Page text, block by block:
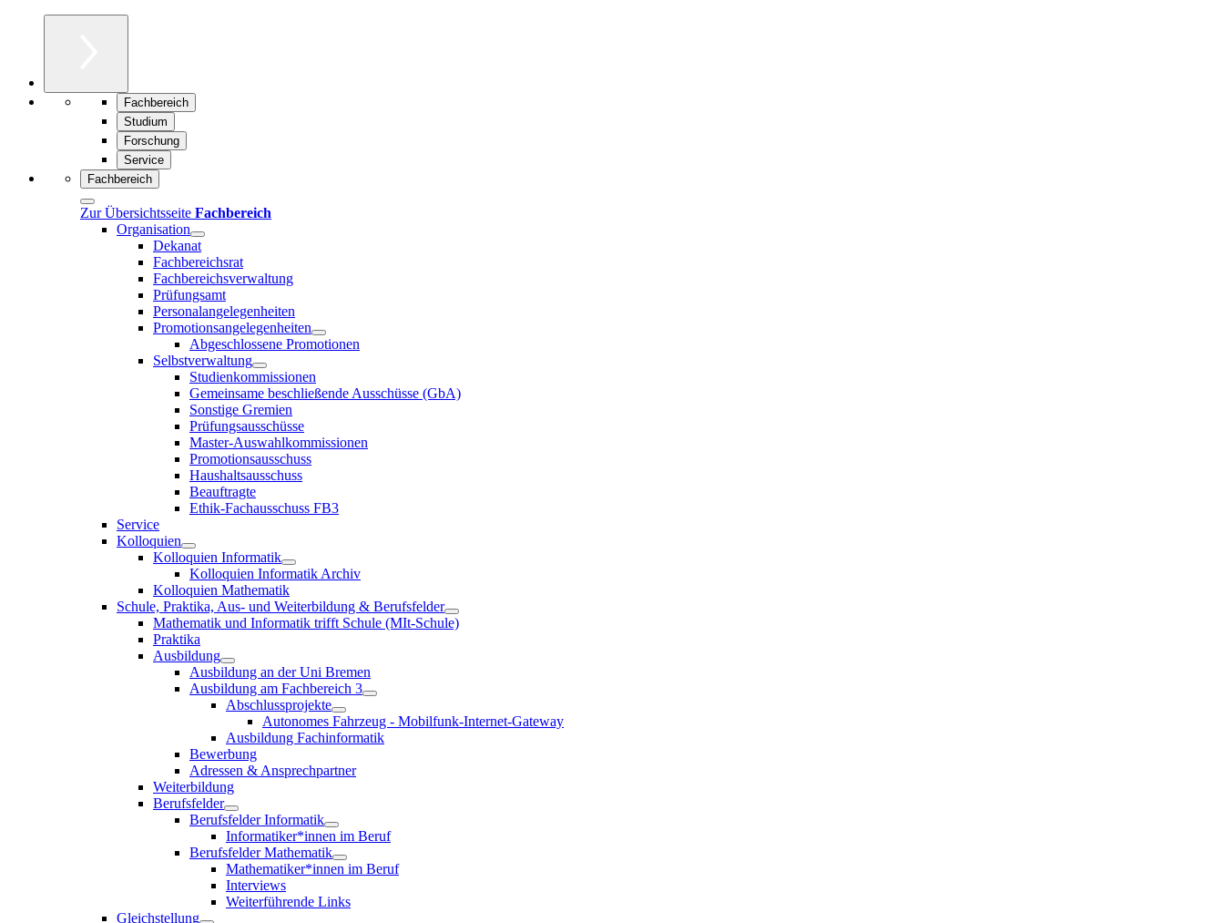
Fachbereich
Studium
Forschung
Service
Fachbereich
Zur Übersichtsseite Fachbereich
Organisation
Dekanat
Fachbereichsrat
Fachbereichsverwaltung
Prüfungsamt
Personalangelegenheiten
Promotionsangelegenheiten
Abgeschlossene Promotionen
Selbstverwaltung
Studienkommissionen
Gemeinsame beschließende Ausschüsse (GbA)
Sonstige Gremien
Prüfungsausschüsse
Master-Auswahlkommissionen
Promotionsausschuss
Haushaltsausschuss
Beauftragte
Ethik-Fachausschuss FB3
Service
Kolloquien
Kolloquien Informatik
Kolloquien Informatik Archiv
Kolloquien Mathematik
Schule, Praktika, Aus- und Weiterbildung & Berufsfelder
Mathematik und Informatik trifft Schule (MIt-Schule)
Praktika
Ausbildung
Ausbildung an der Uni Bremen
Ausbildung am Fachbereich 3
Abschlussprojekte
Autonomes Fahrzeug - Mobilfunk-Internet-Gateway
Ausbildung Fachinformatik
Bewerbung
Adressen & Ansprechpartner
Weiterbildung
Berufsfelder
Berufsfelder Informatik
Informatiker*innen im Beruf
Berufsfelder Mathematik
Mathematiker*innen im Beruf
Interviews
Weiterführende Links
Gleichstellung